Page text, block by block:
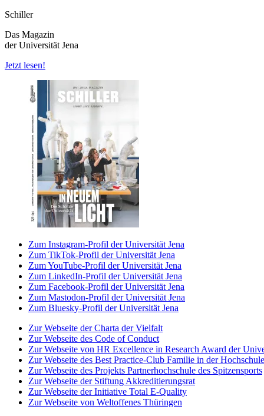
Schiller
Das Magazin
der Universität Jena
Jetzt lesen!
Zum Instagram-Profil der Universität Jena
Zum TikTok-Profil der Universität Jena
Zum YouTube-Profil der Universität Jena
Zum LinkedIn-Profil der Universität Jena
Zum Facebook-Profil der Universität Jena
Zum Mastodon-Profil der Universität Jena
Zum Bluesky-Profil der Universität Jena
Zur Webseite der Charta der Vielfalt
Zur Webseite des Code of Conduct
Zur Webseite von HR Excellence in Research Award der
Zur Webseite des Best Practice-Club Familie in der Hochschule
Zur Webseite des Projekts Partnerhochschule des Spitzensports
Zur Webseite der Stiftung Akkreditierungsrat
Zur Webseite der Initiative Total E-Quality
Zur Webseite von Weltoffenes Thüringen